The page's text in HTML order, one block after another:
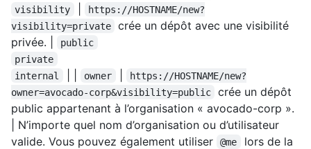
visibility
https://HOSTNAME/new?
visibility=private
crée un dépôt avec une visibilité
privée. |
public
private
internal
owner
https://HOSTNAME/new?
owner=avocado-corp&visibility=public
crée un dépôt
public appartenant à l’organisation « avocado-corp ».
| N’importe quel nom d’organisation ou d’utilisateur
valide. Vous pouvez également utiliser
@me
lors de la